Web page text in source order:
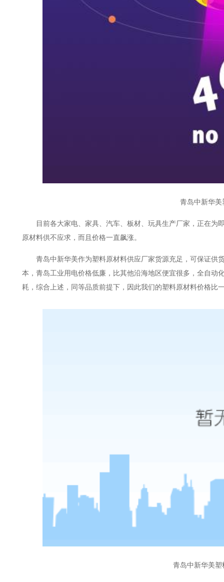
青岛中新华
目前各大家电、家具、汽车、板材、玩具生产厂家，正在
原材料供不应求，而且价格一直飙涨。
青岛中新华美作为塑料原材料供应厂家货源充足，可保证供
本，青岛工业用电价格低廉，比其他沿海地区便宜很多，全自动
耗，综合上述，同等品质前提下，因此我们的塑料原材料价格比
青岛中新华美